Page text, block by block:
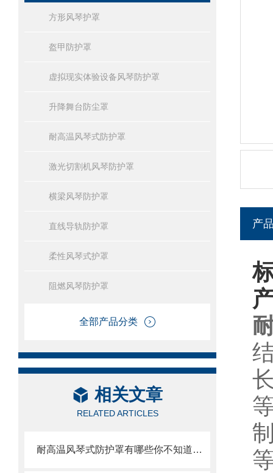
方形风琴护罩
盔甲防护罩
虚拟现实体验设备风琴防护罩
升降舞台防尘罩
耐高温风琴式防护罩
激光切割机风琴防护罩
横梁风琴防护罩
直线导轨防护罩
柔性风琴式护罩
阻燃风琴防护罩
全部产品分类
相关文章
RELATED ARTICLES
耐高温风琴式防护罩有哪些你不知道的小细节？
产